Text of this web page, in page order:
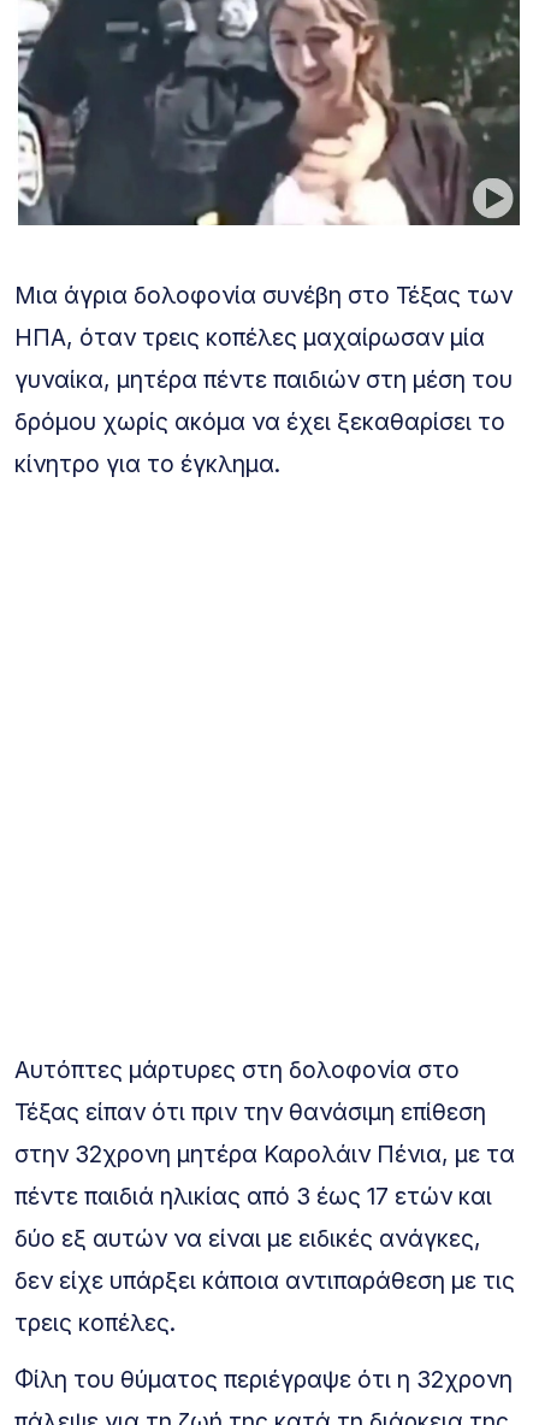
Μια άγρια δολοφονία συνέβη στο Τέξας των
ΗΠΑ, όταν τρεις κοπέλες μαχαίρωσαν μία
γυναίκα, μητέρα πέντε παιδιών στη μέση του
δρόμου χωρίς ακόμα να έχει ξεκαθαρίσει το
κίνητρο για το έγκλημα.
Αυτόπτες μάρτυρες στη δολοφονία στο
Τέξας είπαν ότι πριν την θανάσιμη επίθεση
στην 32χρονη μητέρα Καρολάιν Πένια, με τα
πέντε παιδιά ηλικίας από 3 έως 17 ετών και
δύο εξ αυτών να είναι με ειδικές ανάγκες,
δεν είχε υπάρξει κάποια αντιπαράθεση με τις
τρεις κοπέλες.
Φίλη του θύματος περιέγραψε ότι η 32χρονη